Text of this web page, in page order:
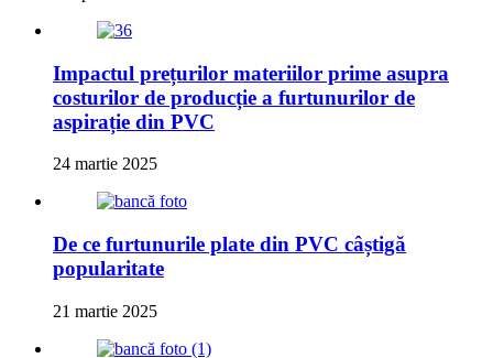
Impactul prețurilor materiilor prime asupra
costurilor de producție a furtunurilor de
aspirație din PVC
24 martie 2025
De ce furtunurile plate din PVC câștigă
popularitate
21 martie 2025